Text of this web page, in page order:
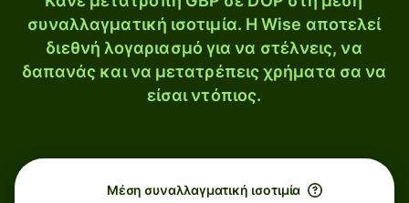
συναλλαγματική ισοτιμία. Η Wise αποτελεί
διεθνή λογαριασμό για να στέλνεις, να
δαπανάς και να μετατρέπεις χρήματα σα να
είσαι ντόπιος.
Μέση συναλλαγματική ισοτιμία